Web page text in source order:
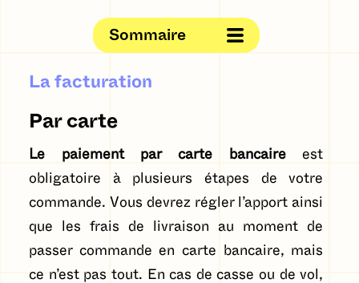
Sommaire
La facturation
Par carte
Le paiement par carte bancaireest
obligatoire à plusieurs étapes de votre
commande. Vous devrez régler l’apport ainsi
que les frais de livraison au moment de
passer commande en carte bancaire, mais
ce n’est pas tout. En cas de casse ou de vol,